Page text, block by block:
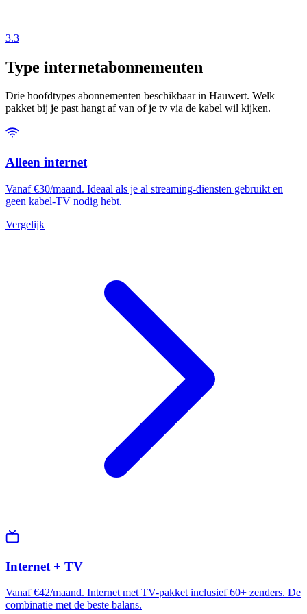
3.3
Type internetabonnementen
Drie hoofdtypes abonnementen beschikbaar in Hauwert. Welk
pakket bij je past hangt af van of je tv via de kabel wil kijken.
Alleen internet
Vanaf €30/maand. Ideaal als je al streaming-diensten gebruikt en
geen kabel-TV nodig hebt.
Vergelijk
Internet + TV
Vanaf €42/maand. Internet met TV-pakket inclusief 60+ zenders. De
combinatie met de beste balans.